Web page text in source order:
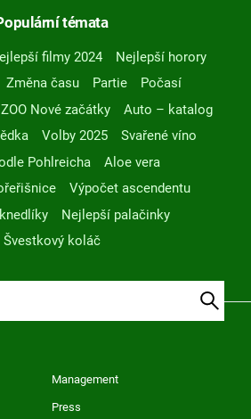
témata
filmy 2024
Nejlepší horory
Změna času Partie
Počasí
ZOO Nové začátky
Auto – katalog
Volby 2025
Svařené víno
Pohlreicha
Aloe vera
Výpočet ascendentu
Nejlepší palačinky
Švestkový koláč
Management
Press